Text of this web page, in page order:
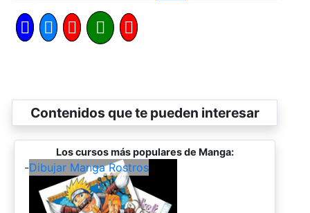
Contenidos que te pueden interesar
Los cursos más populares de Manga:
-Dibujar Manga Rostros